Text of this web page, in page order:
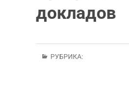
докладов
РУБРИКА: